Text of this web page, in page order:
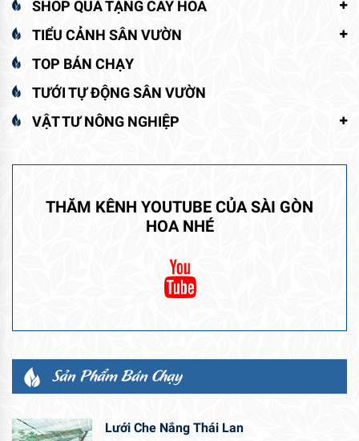
SHOP QUÀ TẶNG CÂY HOA
TIỂU CẢNH SÂN VƯỜN
TOP BÁN CHẠY
TƯỚI TỰ ĐỘNG SÂN VƯỜN
VẬT TƯ NÔNG NGHIỆP
THĂM KÊNH YOUTUBE CỦA SÀI GÒN
HOA NHÉ
Sản Phẩm Bán Chạy
Lưới Che Nắng Thái Lan